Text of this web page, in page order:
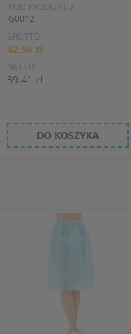
KOD PRODUKTU:
G0012
BRUTTO
42.56 zł
NETTO
39.41 zł
DO KOSZYKA